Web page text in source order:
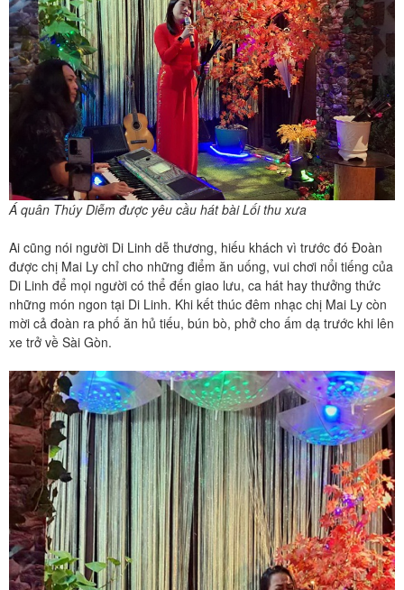
Á quân Thúy Diễm được yêu cầu hát bài Lối thu xưa
Ai cũng nói người Di Linh dễ thương, hiếu khách vì trước đó Đoàn
được chị Mai Ly chỉ cho những điểm ăn uống, vui chơi nổi tiếng của
Di Linh để mọi người có thể đến giao lưu, ca hát hay thưởng thức
những món ngon tại Di Linh. Khi kết thúc đêm nhạc chị Mai Ly còn
mời cả đoàn ra phố ăn hủ tiếu, bún bò, phở cho ấm dạ trước khi lên
xe trở về Sài Gòn.